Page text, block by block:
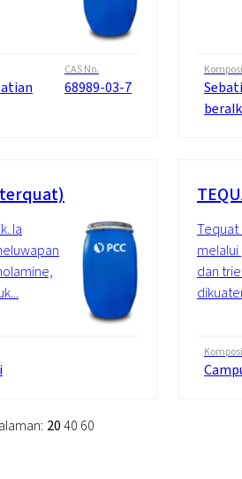
CAS No.
68989-03-7
Ia
Tequat
melalui
dan
2040 60